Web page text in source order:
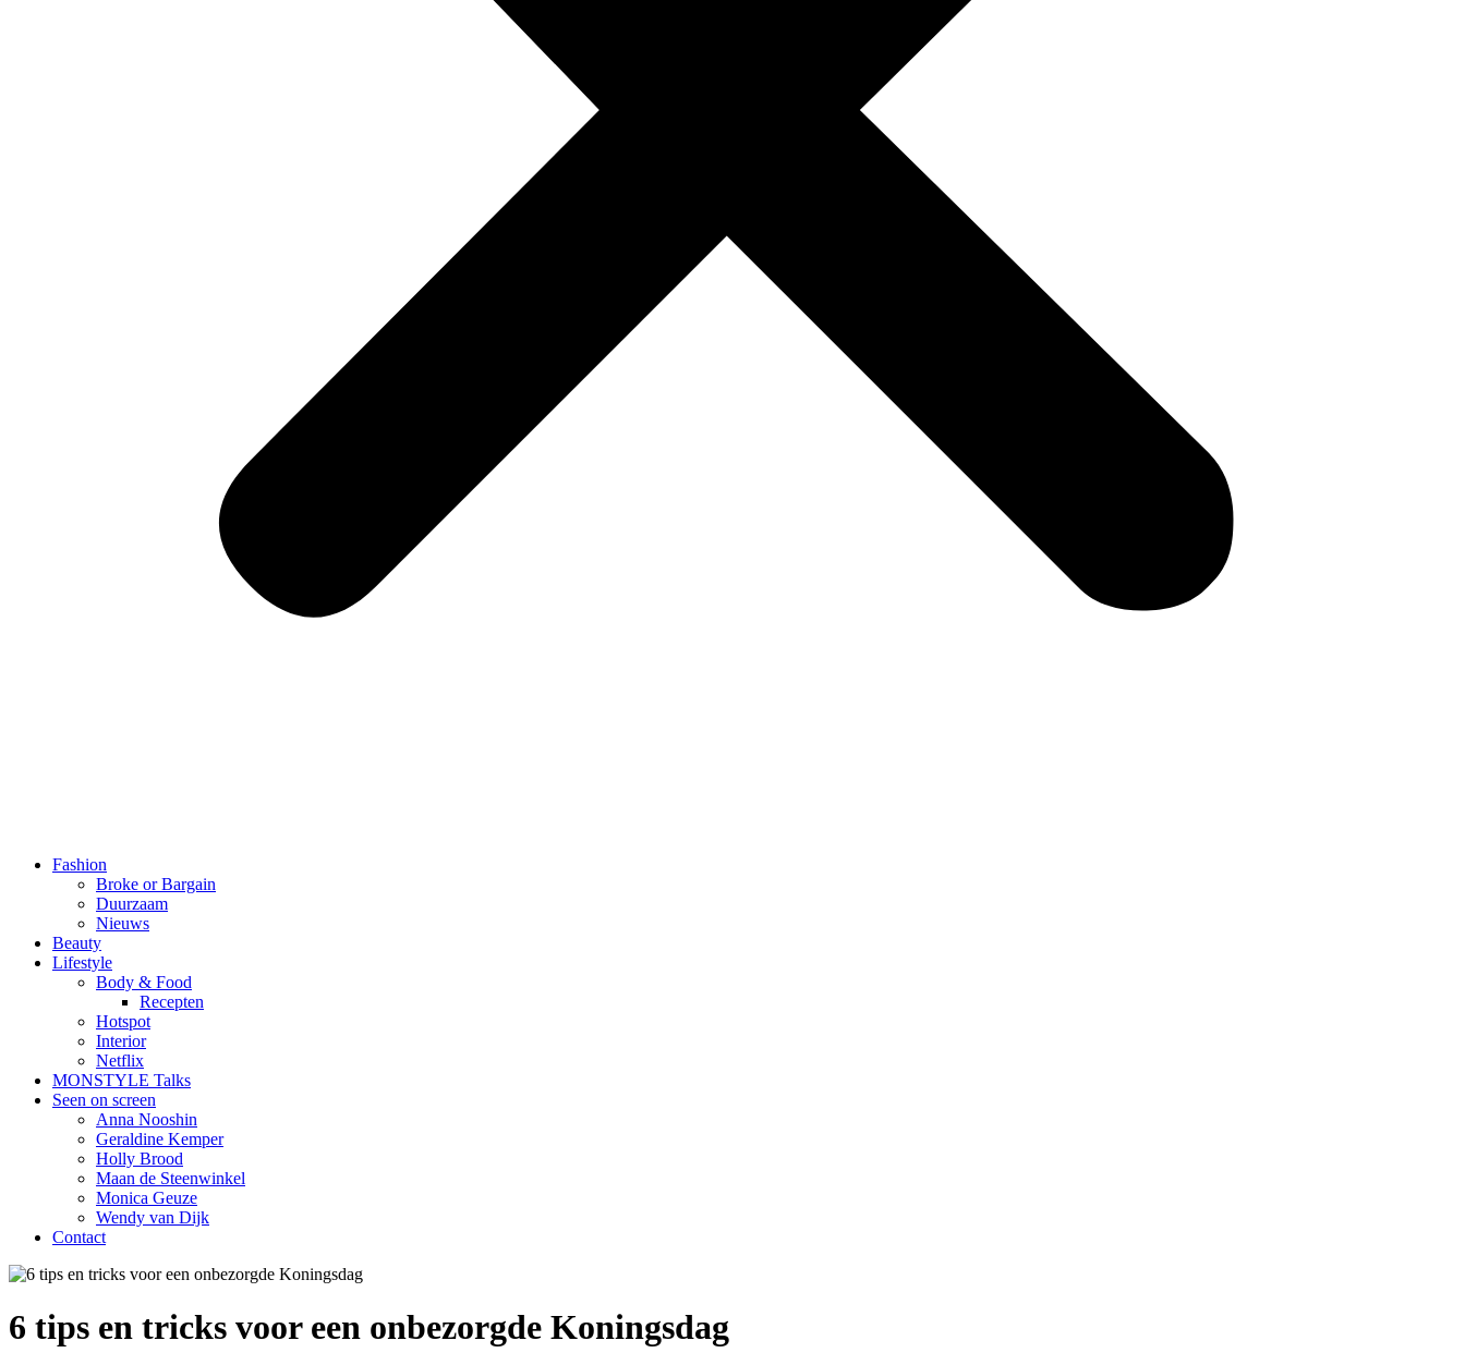
Fashion
Broke or Bargain
Duurzaam
Nieuws
Beauty
Lifestyle
Body & Food
Recepten
Hotspot
Interior
Netflix
MONSTYLE Talks
Seen on screen
Anna Nooshin
Geraldine Kemper
Holly Brood
Maan de Steenwinkel
Monica Geuze
Wendy van Dijk
Contact
6 tips en tricks voor een onbezorgde Koningsdag